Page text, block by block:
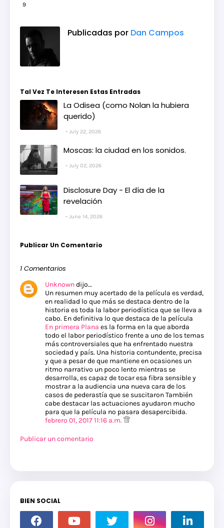
9
Publicadas por Dan Campos
Tal Vez Te Interesen Estas Entradas
La Odisea (como Nolan la hubiera
querido)
July 22, 2026
Moscas: la ciudad en los sonidos.
July 02, 2026
Disclosure Day - El día de la
revelación
June 14, 2026
Publicar Un Comentario
1 Comentarios
Unknowndijo…
Un resumen muy acertado de la película es verdad,
en realidad lo que más se destaca dentro de la
historia es toda la labor periodística que se lleva a
cabo. En definitiva lo que destaca de la película
En primera Plana es la forma en la que aborda
todo el labor periodístico frente a uno de los temas
más controversiales que ha enfrentado nuestra
sociedad y país. Una historia contundente, precisa
y que a pesar de que mantiene en ocasiones un
ritmo narrativo un poco lento mientras se
desarrolla, es capaz de tocar esa fibra sensible y
mostrar a la audiencia una nueva cara de los
casos de pederastía que se suscitaron También
cabe destacar las actuaciones ayudaron mucho
para que la película no pasara desapercibida.
febrero 01, 2017 11:16 a.m.
Publicar un comentario
BIEN SOCIAL